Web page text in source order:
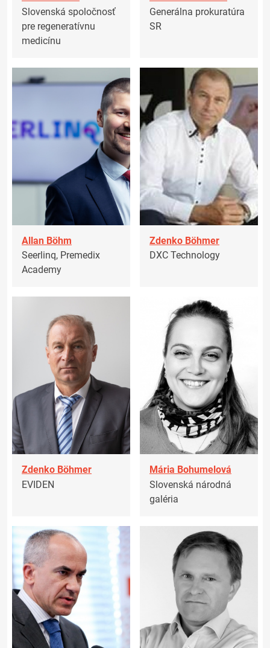
Slovenská spoločnosť
pre regeneratívnu
medicínu
Generálna prokuratúra
SR
Allan Böhm
Seerlinq, Premedix
Academy
Zdenko Böhmer
DXC Technology
Zdenko Böhmer
EVIDEN
Mária Bohumelová
Slovenská národná
galéria